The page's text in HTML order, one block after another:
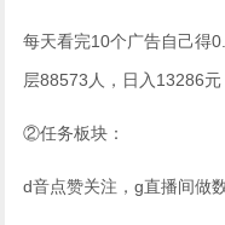
每天看完10个广告自己得
层88573人，日入13286元
②任务板块：
d音点赞关注，g直播间做